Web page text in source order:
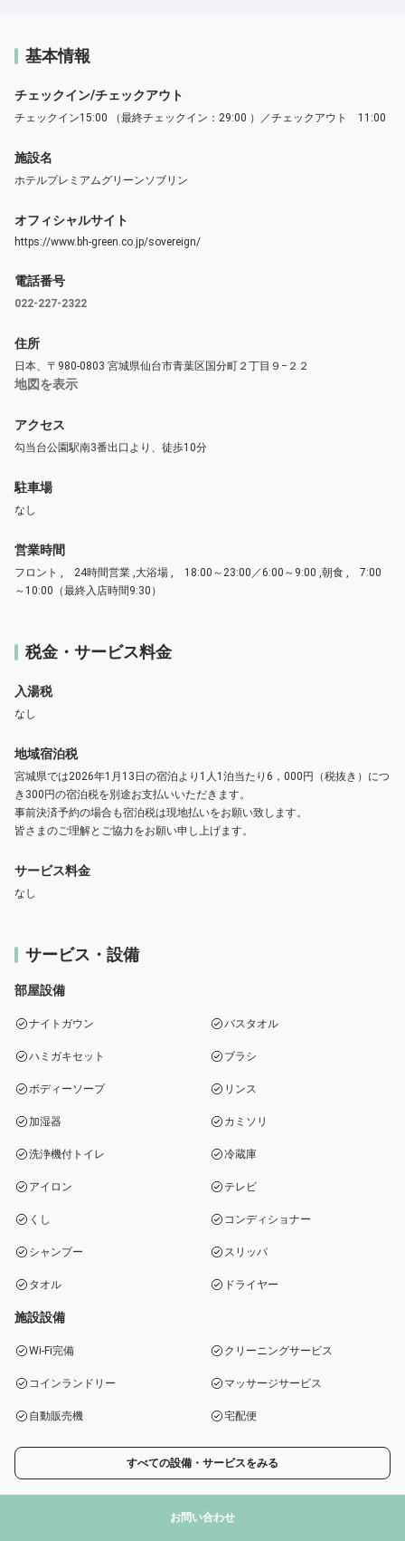
基本情報
チェックイン/チェックアウト
チェックイン15:00 （最終チェックイン：29:00 ）／チェックアウト 11:00
施設名
ホテルプレミアムグリーンソブリン
オフィシャルサイト
https://www.bh-green.co.jp/sovereign/
電話番号
022-227-2322
住所
日本、〒980-0803 宮城県仙台市青葉区国分町２丁目９−２２
地図を表示
アクセス
勾当台公園駅南3番出口より、徒歩10分
駐車場
なし
営業時間
フロント , 24時間営業 ,大浴場 , 18:00～23:00／6:00～9:00 ,朝食 , 7:00
～10:00（最終入店時間9:30）
税金・サービス料金
入湯税
なし
地域宿泊税
宮城県では2026年1月13日の宿泊より1人1泊当たり6，000円（税抜き）につ
き300円の宿泊税を別途お支払いいただきます。
事前決済予約の場合も宿泊税は現地払いをお願い致します。
皆さまのご理解とご協力をお願い申し上げます。
サービス料金
なし
サービス・設備
部屋設備
ナイトガウン バスタオル
ハミガキセット ブラシ
ボディーソープ リンス
加湿器 カミソリ
洗浄機付トイレ 冷蔵庫
アイロン テレビ
くし コンディショナー
シャンプー スリッパ
タオル ドライヤー
施設設備
Wi-Fi完備 クリーニングサービス
コインランドリー マッサージサービス
自動販売機 宅配便
すべての設備・サービスをみる
お問い合わせ